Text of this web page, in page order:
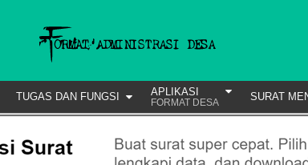
TUGAS DAN FUNGSI APLIKASI
FORMAT DESA SURAT